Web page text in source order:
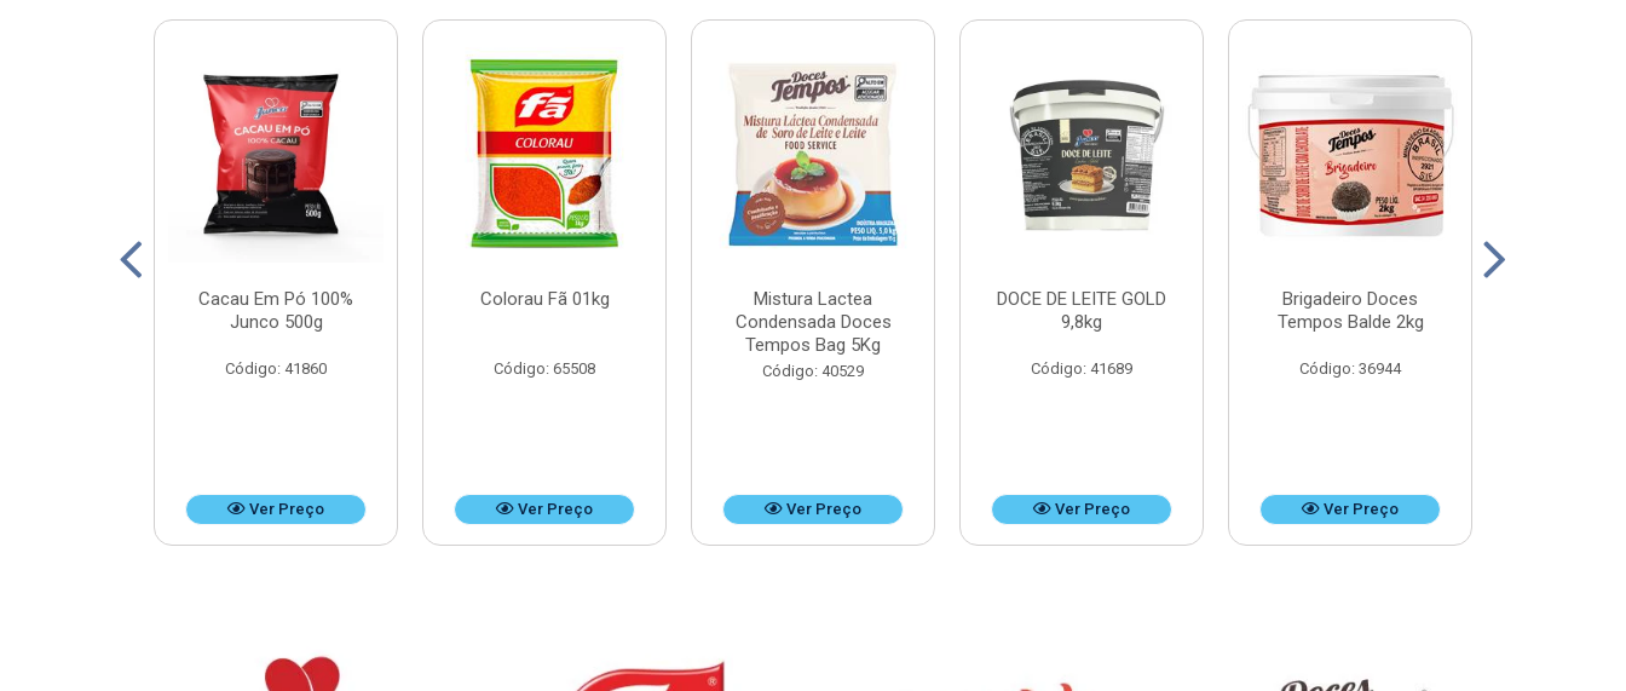
Cacau Em Pó 100%
Junco 500g
Código: 41860
Ver Preço
Colorau Fã 01kg
Código: 65508
Ver Preço
Mistura Lactea
Condensada Doces
Tempos Bag 5Kg
Código: 40529
Ver Preço
DOCE DE LEITE GOLD
9,8kg
Código: 41689
Ver Preço
Brigadeiro Doces
Tempos Balde 2kg
Código: 36944
Ver Preço